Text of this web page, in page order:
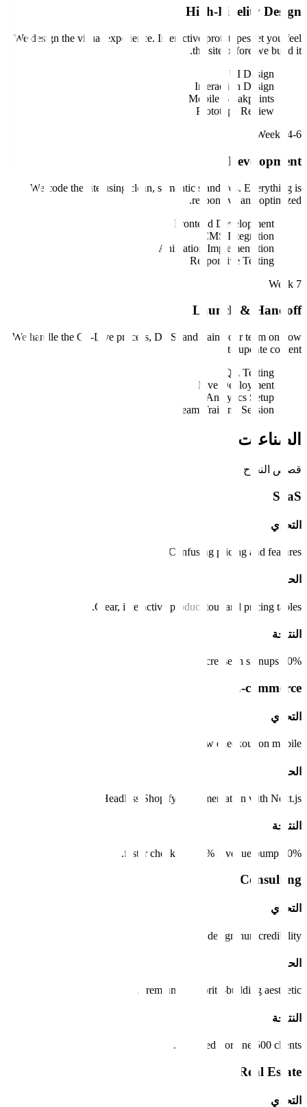
High-Fidelity Design
We design the visual experience. Interactive prototypes let you feel
the site before we build it.
UI Design
Interaction Design
Mobile Breakpoints
Prototype Review
Weeks 4-6
Development
We code the site using clean, semantic standards. Everything is
responsive and optimized.
Frontend Development
CMS Integration
Animation Implementation
Responsive Testing
Week 7
Launch & Handoff
We handle the Go-Live process, DNS, and train your team on how
to update content.
QA Testing
Live Deployment
Analytics Setup
Team Training Session
الصناعات
قصص النجاح
SaaS
التحدي
Confusing pricing and features.
الحل
Clear, interactive product tour and pricing tables.
النتيجة
30% increase in signups.
E-commerce
التحدي
Slow checkout on mobile.
الحل
Headless Shopify implementation with Next.js.
النتيجة
50% faster checkout, 15% revenue bump.
Consulting
التحدي
Dated design hurt credibility.
الحل
Premium, authority-building aesthetic.
النتيجة
Attracted Fortune 500 clients.
Real Estate
التحدي